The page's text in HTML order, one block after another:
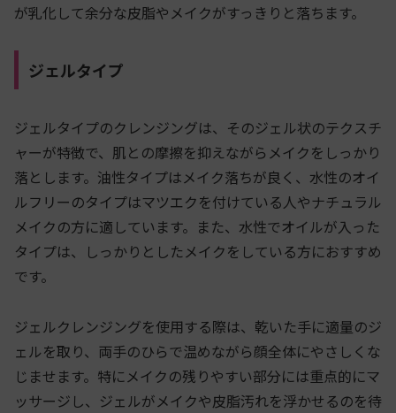
が乳化して余分な皮脂やメイクがすっきりと落ちます。
ジェルタイプ
ジェルタイプのクレンジングは、そのジェル状のテクスチ
ャーが特徴で、肌との摩擦を抑えながらメイクをしっかり
落とします。油性タイプはメイク落ちが良く、水性のオイ
ルフリーのタイプはマツエクを付けている人やナチュラル
メイクの方に適しています。また、水性でオイルが入った
タイプは、しっかりとしたメイクをしている方におすすめ
です。
ジェルクレンジングを使用する際は、乾いた手に適量のジ
ェルを取り、両手のひらで温めながら顔全体にやさしくな
じませます。特にメイクの残りやすい部分には重点的にマ
ッサージし、ジェルがメイクや皮脂汚れを浮かせるのを待